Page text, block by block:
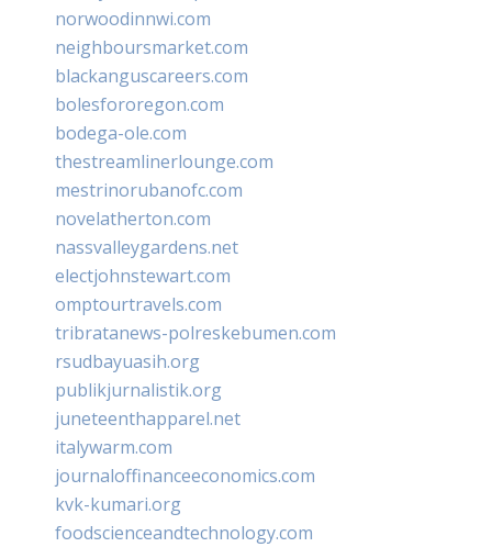
norwoodinnwi.com
neighboursmarket.com
blackanguscareers.com
bolesfororegon.com
bodega-ole.com
thestreamlinerlounge.com
mestrinorubanofc.com
novelatherton.com
nassvalleygardens.net
electjohnstewart.com
omptourtravels.com
tribratanews-polreskebumen.com
rsudbayuasih.org
publikjurnalistik.org
juneteenthapparel.net
italywarm.com
journaloffinanceeconomics.com
kvk-kumari.org
foodscienceandtechnology.com